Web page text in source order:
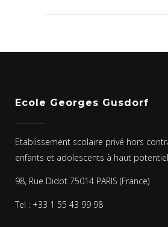
Ecole Georges Gusdorf
Etablissement scolaire privé hors
enfants et adolescents à haut
98, Rue Didot 75014 PARIS (France)
Tel : +33 1 55 43 99 98